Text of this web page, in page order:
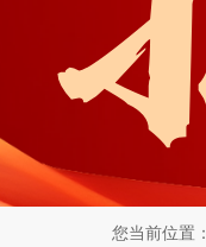
您当前位置：